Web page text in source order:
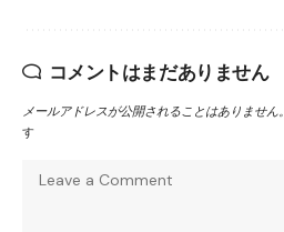
コメントはまだありません
メールアドレスが公開されることはありません。
す